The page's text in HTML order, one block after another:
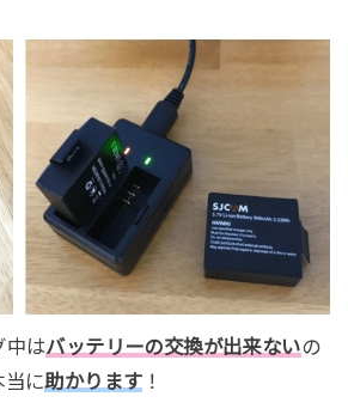
中はバッテリーの交換が出来ないの
当に助かります ！